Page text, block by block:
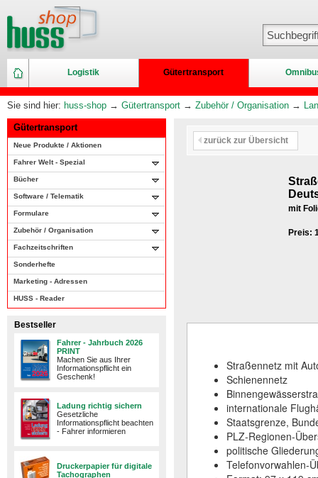
Logistik Gütertransport
Sie sind hier: huss-shop → Gütertransport → Zubehör / Organisation →
Gütertransport
Neue Produkte / Aktionen
Fahrer Welt - Spezial
Bücher
Software / Telematik
Formulare
Zubehör / Organisation
Fachzeitschriften
Sonderhefte
Marketing - Adressen
HUSS - Reader
Bestseller
Fahrer - Jahrbuch 2026
PRINT
Machen Sie aus Ihrer
Informationspflicht ein
Geschenk!
Ladung richtig sichern
Gesetzliche
Informationspflicht beachten
- Fahrer informieren
Druckerpapier für digitale
Tachographen
zurück zur Übersicht
mit
Preis:
Straßennetz mit
Schienennetz
internationale
Staatsgrenze,
PLZ-Regionen-
politische
Telefonvorwahlen-